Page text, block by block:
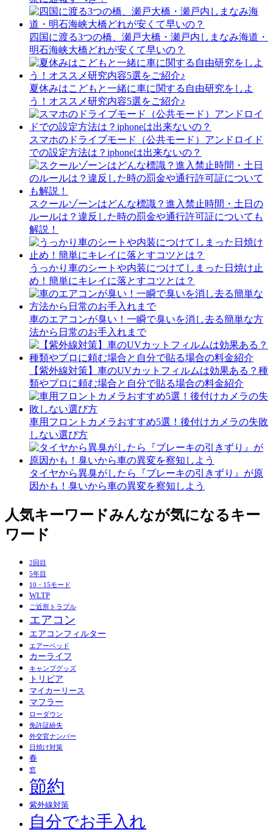
四国に渡る3つの橋、瀬戸大橋・瀬戸内しまなみ海道・
明石海峡大橋どれが安くて早いの？
夏休みはこどもと一緒に車に関する自由研究をしよ
う！オススメ研究内容5選をご紹介♪
スマホのドライブモード（公共モード）アンドロイド
での設定方法は？iphoneは出来ないの？
スクールゾーンはどんな標識？進入禁止時間・土日の
ルールは？違反した時の罰金や通行許可証についても
解説！
うっかり車のシートや内装につけてしまった日焼け止
め！簡単にキレイに落とすコツとは？
車のエアコンが臭い！一瞬で臭いを消し去る簡単な方
法から日常のお手入れまで
【紫外線対策】車のUVカットフィルムは効果ある？種
類やプロに頼む場合と自分で貼る場合の料金紹介
車用フロントカメラおすすめ5選！後付けカメラの失敗
しない選び方
タイヤから異臭がしたら『ブレーキの引きずり』が原
因かも！臭いから車の異変を察知しよう
人気キーワードみんなが気になるキー
ワード
2回目
5年目
10・15モード
WLTP
ご近所トラブル
エアコン
エアコンフィルター
エアーベッド
カーライフ
キャンプグッズ
トリビア
マイカーリース
マフラー
ローダウン
免許証紛失
外交官ナンバー
日焼け対策
春
窓
節約
紫外線対策
自分でお手入れ